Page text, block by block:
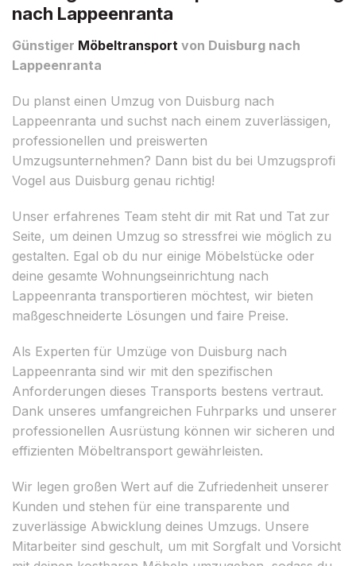
nach Lappeenranta
Günstiger Möbeltransport von Duisburg nach
Lappeenranta
Du planst einen Umzug von Duisburg nach
Lappeenranta und suchst nach einem zuverlässigen,
professionellen und preiswerten
Umzugsunternehmen? Dann bist du bei Umzugsprofi
Vogel aus Duisburg genau richtig!
Unser erfahrenes Team steht dir mit Rat und Tat zur
Seite, um deinen Umzug so stressfrei wie möglich zu
gestalten. Egal ob du nur einige Möbelstücke oder
deine gesamte Wohnungseinrichtung nach
Lappeenranta transportieren möchtest, wir bieten
maßgeschneiderte Lösungen und faire Preise.
Als Experten für Umzüge von Duisburg nach
Lappeenranta sind wir mit den spezifischen
Anforderungen dieses Transports bestens vertraut.
Dank unseres umfangreichen Fuhrparks und unserer
professionellen Ausrüstung können wir sicheren und
effizienten Möbeltransport gewährleisten.
Wir legen großen Wert auf die Zufriedenheit unserer
Kunden und stehen für eine transparente und
zuverlässige Abwicklung deines Umzugs. Unsere
Mitarbeiter sind geschult, um mit Sorgfalt und Vorsicht